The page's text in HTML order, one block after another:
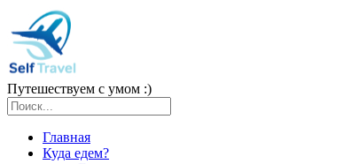
Путешествуем с умом :)
Главная
Куда едем?